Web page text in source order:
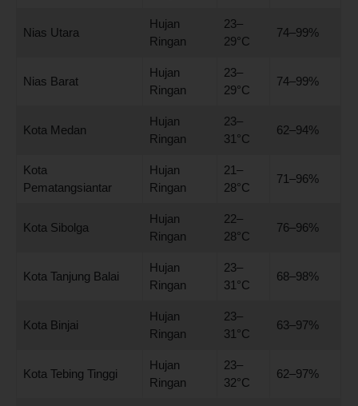
Nias Utara
Hujan
Ringan
23–
29°C
74–99%
Nias Barat
Hujan
Ringan
23–
29°C
74–99%
Kota Medan
Hujan
Ringan
23–
31°C
62–94%
Kota
Pematangsiantar
Hujan
Ringan
21–
28°C
71–96%
Kota Sibolga
Hujan
Ringan
22–
28°C
76–96%
Kota Tanjung Balai
Hujan
Ringan
23–
31°C
68–98%
Kota Binjai
Hujan
Ringan
23–
31°C
63–97%
Kota Tebing Tinggi
Hujan
Ringan
23–
32°C
62–97%